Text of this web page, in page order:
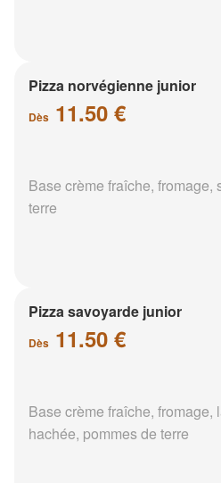
Pizza norvégienne junior
Dès 11.50 €
Base crème fraîche, fromage,
terre
Pizza savoyarde junior
Dès 11.50 €
Base crème fraîche, fromage,
hachée, pommes de terre